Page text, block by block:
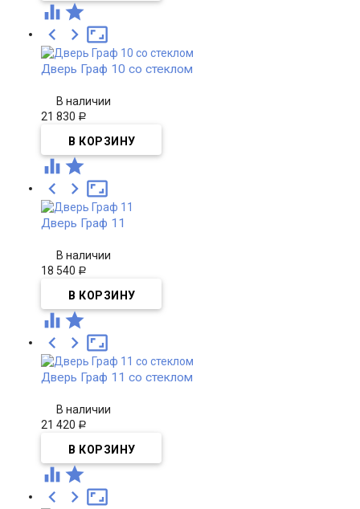
 

 
Дверь Граф 10 со стеклом
В наличии
21 830 Р
 

 
Дверь Граф 11
В наличии
18 540 Р
 

 
Дверь Граф 11 со стеклом
В наличии
21 420 Р
 

 